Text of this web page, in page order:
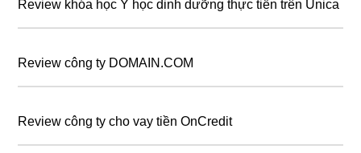
Review khóa học Y học dinh dưỡng thực tiễn trên Unica
Review công ty DOMAIN.COM
Review công ty cho vay tiền OnCredit